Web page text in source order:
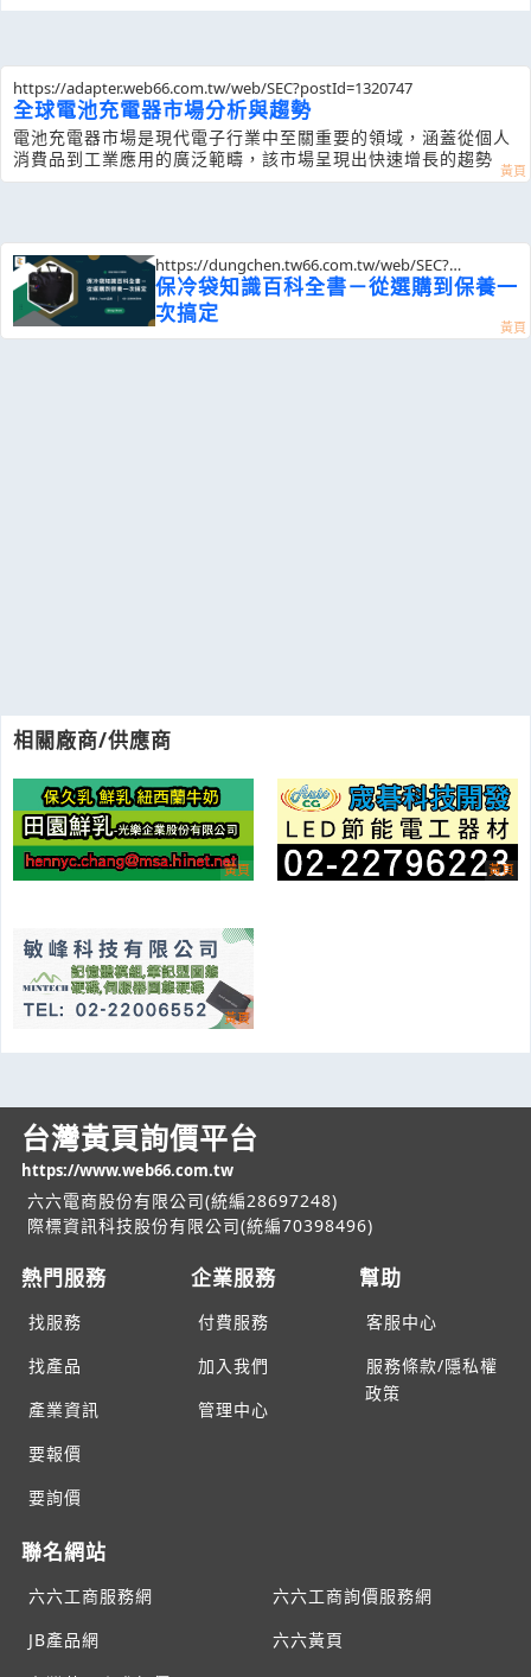
相關廠商/供應商
https://adapter.web66.com.tw/web/SEC?postId=1320747
全球電池充電器市場分析與趨勢
電池充電器市場是現代電子行業中至關重要的領域，涵蓋從個人
消費品到工業應用的廣泛範疇，該市場呈現出快速增長的趨勢
https://dungchen.tw66.com.tw/web/SEC?
postId=1318878
保冷袋知識百科全書－從選購到保養一
次搞定
台灣黃頁詢價平台
https://www.web66.com.tw
六六電商股份有限公司(統編28697248)
際標資訊科技股份有限公司(統編70398496)
熱門服務
找服務
找產品
產業資訊
要報價
要詢價
企業服務
付費服務
加入我們
管理中心
幫助
客服中心
服務條款/隱私權
政策
聯名網站
六六工商服務網
六六工商詢價服務網
JB產品網
六六黃頁